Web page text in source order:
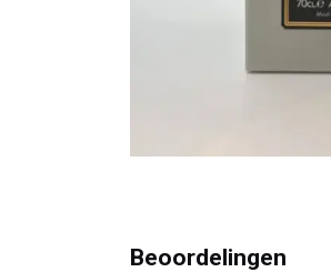
Beoordelingen